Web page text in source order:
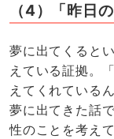
（4）「昨日
夢に出てくると
えている証拠。
えてくれている
夢に出てきた話
性のことを考え